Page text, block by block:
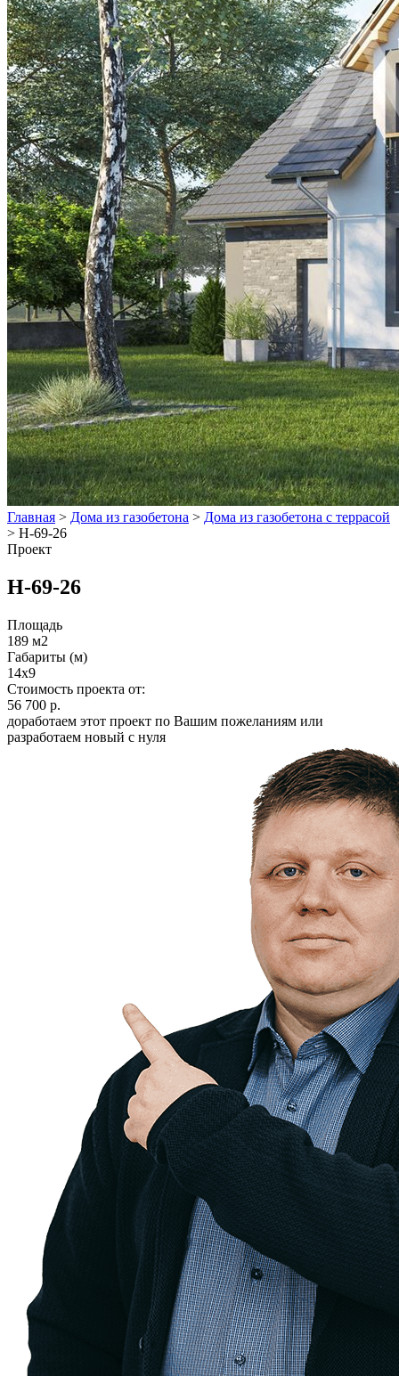
Главная > Дома из газобетона > Дома из газобетона с террасой
> Н-69-26
Проект
Н-69-26
Площадь
189 м2
Габариты (м)
14x9
Стоимость проекта от:
56 700 р.
доработаем этот проект по Вашим пожеланиям или
разработаем новый с нуля